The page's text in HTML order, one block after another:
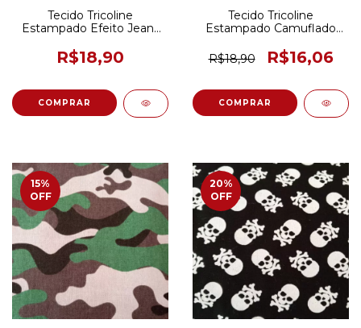
Tecido Tricoline
Estampado Efeito Jeans
R$18,90
Tecido Tricoline
Estampado Camuflado
R$18,90
R$16,06
15%
OFF
20%
OFF